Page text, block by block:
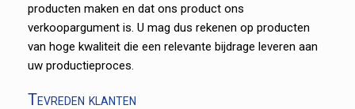
producten maken en dat ons product ons
verkoopargument is. U mag dus rekenen op producten
van hoge kwaliteit die een relevante bijdrage leveren aan
uw productieproces.
Tevreden klanten